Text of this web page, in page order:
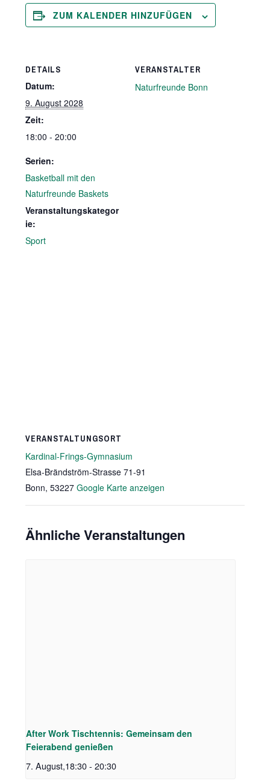
ZUM KALENDER HINZUFÜGEN
DETAILS
Datum:
9. August 2028
Zeit:
18:00 - 20:00
Serien:
Basketball mit den
Naturfreunde Baskets
Veranstaltungskategor
ie:
Sport
VERANSTALTER
Naturfreunde Bonn
VERANSTALTUNGSORT
Kardinal-Frings-Gymnasium
Elsa-Brändström-Strasse 71-91
Bonn, 53227 Google Karte anzeigen
Ähnliche Veranstaltungen
After Work Tischtennis: Gemeinsam den
Feierabend genießen
7. August,18:30 - 20:30